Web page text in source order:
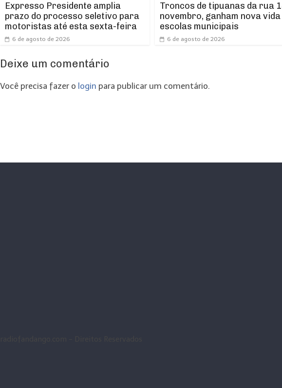
Expresso Presidente amplia
prazo do processo seletivo para
motoristas até esta sexta-feira
6 de agosto de 2026
Troncos de tipuanas da rua
novembro, ganham nova vida
escolas municipais
6 de agosto de 2026
Deixe um comentário
Você precisa fazer o login para publicar um comentário.